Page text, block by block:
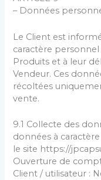
– Données
Le Client est
caractère personnel
Produits et à leur
Vendeur. Ces
récoltées
vente.
9.1 Collecte des
données à
le site https://
Ouverture de
Client / utilisateur :